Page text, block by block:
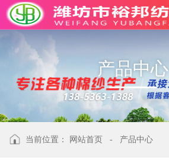
产品中心
当前位置： 网站首页 - 产品中心